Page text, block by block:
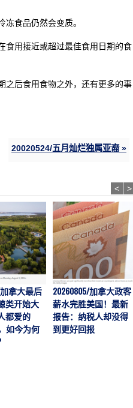
食品仍然会变质。
食用接近或超过最佳食用日期的食
之后食用食物之外，还有更多的事
20020524/五月灿烂独属亚裔 »
拿大最后
类开始大
都爱的
如今为何
20260805/加拿大政客
薪水完胜美国！最新
报告：纳税人却没得
到更好回报
< >